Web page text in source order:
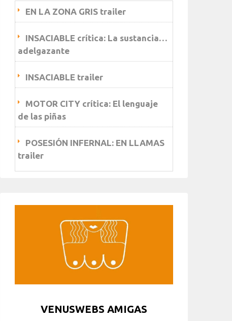
EN LA ZONA GRIS trailer
INSACIABLE crítica: La sustancia…
adelgazante
INSACIABLE trailer
MOTOR CITY crítica: El lenguaje
de las piñas
POSESIÓN INFERNAL: EN LLAMAS
trailer
VENUSWEBS AMIGAS